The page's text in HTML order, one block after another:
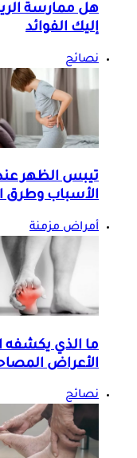
هل ممارسة
إليك الفوائد
نصائح
تيبس الظهر
الأسباب وطرق
أمراض مزمنة
ما الذي يكشفه
الأعراض
نصائح